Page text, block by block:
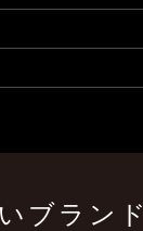
ブランド